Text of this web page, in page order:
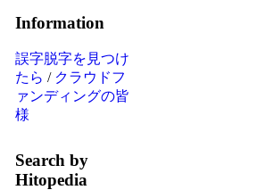
Information
誤字脱字を見つけ
たら / クラウドフ
ァンディングの皆
様
Search by
Hitopedia